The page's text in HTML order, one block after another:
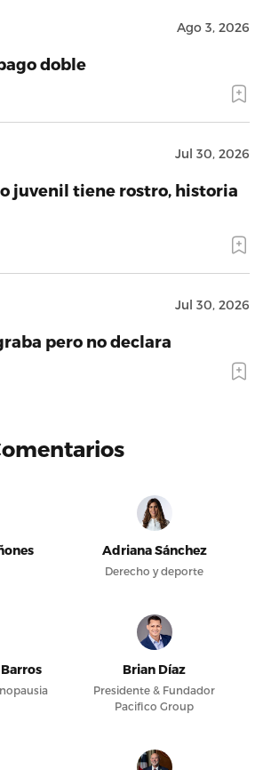
Ago 3, 2026
doble
Jul 30, 2026
juvenil tiene rostro, historia
Jul 30, 2026
pero no declara
Adriana Sánchez
Derecho y deporte
Brian Díaz
Presidente & Fundador
Pacifico Group